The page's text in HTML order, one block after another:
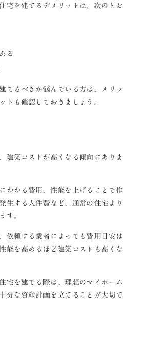
宅を建てるデメリットは、次のとお
る
てるべきか悩んでいる方は、メリッ
トも確認しておきましょう。
建築コストが高くなる傾向にありま
かかる費用、性能を上げることで作
生する人件費など、通常の住宅より
す。
依頼する業者によっても費用目安は
能を高めるほど建築コストも高くな
宅を建てる際は、理想のマイホーム
分な資産計画を立てることが大切で